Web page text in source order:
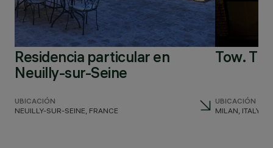
Residencia particular en
Neuilly-sur-Seine
UBICACIÓN
NEUILLY-SUR-SEINE, FRANCE
Tow.
UBICACIÓN
MILAN, ITALY